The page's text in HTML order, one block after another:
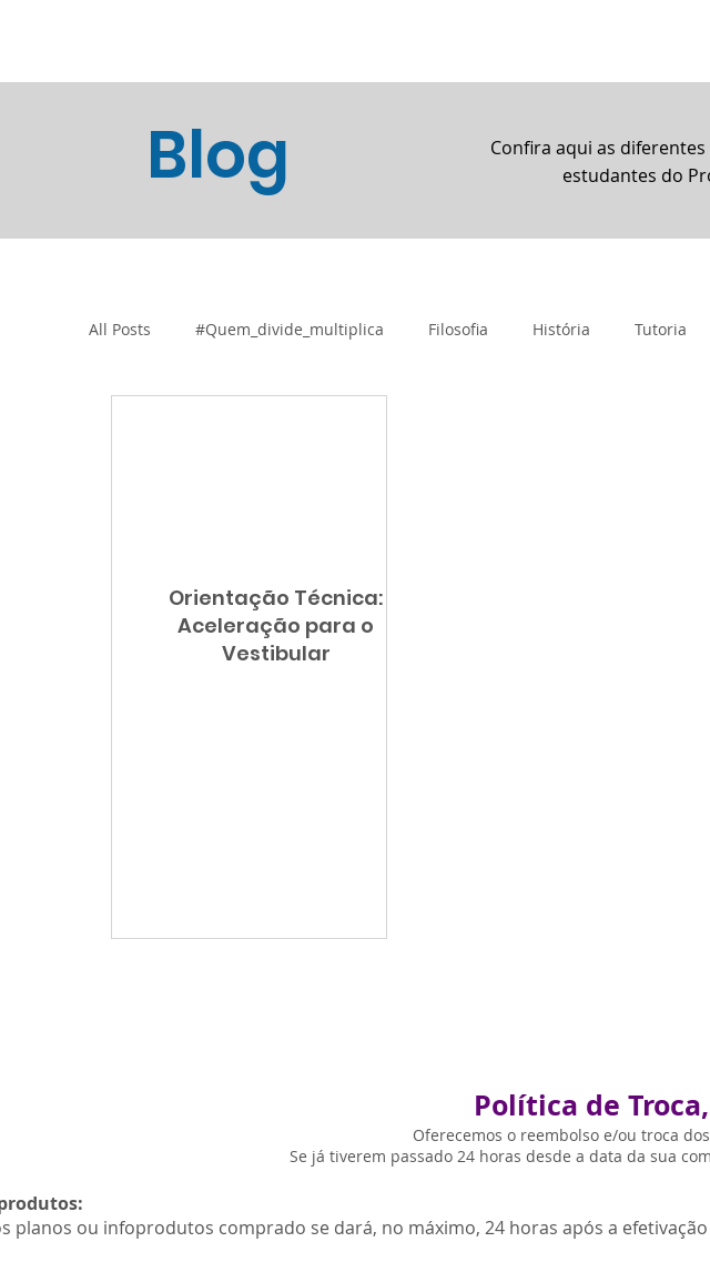
Blog
Confira aqui as
estudantes do
All Posts #Quem_divide_multiplica Filosofia História Tutoria
Sala de Leitura Língua Portuguesa
Orientação Técnica:
Aceleração para o
Vestibular
Política de
Oferecemos o reembolso e/ou troca
Se já tiverem passado 24 horas desde a data da sua
planos ou infoprodutos comprado se dará, no máximo, 24 horas após a